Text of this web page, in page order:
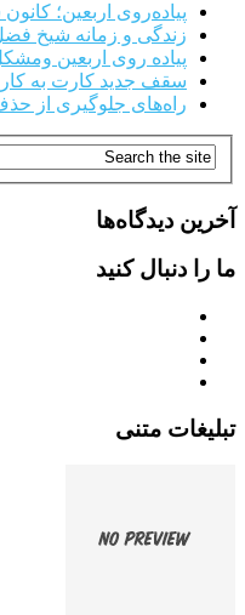
پیاده‌روی اربعین؛
زندگی و زمانه شیخ
پیاده روی اربعین
سقف جدید کارت به
راه‌های جلوگیری از
آخرین دیدگاه‌ها
ما را دنبال کنید
تبلیغات متنی